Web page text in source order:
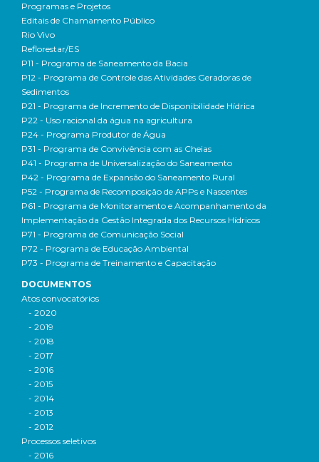
Programas e Projetos
Editais de Chamamento Público
Rio Vivo
Reflorestar/ES
P11 - Programa de Saneamento da Bacia
P12 - Programa de Controle das Atividades Geradoras de
Sedimentos
P21 - Programa de Incremento de Disponibilidade Hídrica
P22 - Uso racional da água na agricultura
P24 - Programa Produtor de Água
P31 - Programa de Convivência com as Cheias
P41 - Programa de Universalização do Saneamento
P42 - Programa de Expansão do Saneamento Rural
P52 - Programa de Recomposição de APPs e Nascentes
P61 - Programa de Monitoramento e Acompanhamento da
Implementação da Gestão Integrada dos Recursos Hídricos
P71 - Programa de Comunicação Social
P72 - Programa de Educação Ambiental
P73 - Programa de Treinamento e Capacitação
DOCUMENTOS
Atos convocatórios
- 2020
- 2019
- 2018
- 2017
- 2016
- 2015
- 2014
- 2013
- 2012
Processos seletivos
- 2016